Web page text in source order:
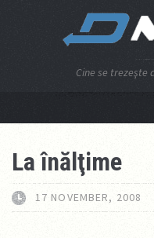
Cine se trezeşte
La înălţime
17 NOVEMBER, 2008